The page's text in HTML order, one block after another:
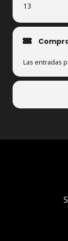
13
Las entradas